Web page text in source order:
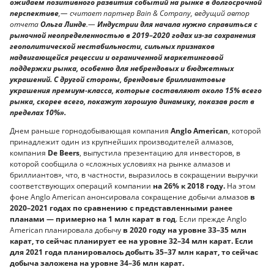
ожидаем позитивного развития событий на рынке в долгосрочной
перспективе,— считает партнер Bain & Company, ведущий автор
отчетаОльга Линде.— Индустрии для начала нужно справиться с
рыночной неопределенностью в 2019–2020 годах из-за сохранения
геополитической нестабильности, сильных признаков
надвигающейся рецессии и ограниченной маркетинговой
поддержки рынка, особенно для небрендовых и бюджетных
украшений. С другой стороны, брендовые бриллиантовые
украшения премиум-класса, которые составляют около 15% всего
рынка, скорее всего, покажут хорошую динамику, показав рост в
пределах 10%».
Днем раньше горнодобывающая компания Anglo American, которой
принадлежит один из крупнейших производителей алмазов,
компания De Beers, выпустила презентацию для инвесторов, в
которой сообщила о «сложных условиях на рынке алмазов и
бриллиантов», что, в частности, выразилось в сокращении выручки
соответствующих операций компании на 26% к 2018 году. На этом
фоне Anglo American анонсировала сокращение добычи алмазов в
2020–2021 годах по сравнению с представленными ранее
планами — примерно на 1 млн карат в год. Если прежде Anglo
American планировала добычу в 2020 году на уровне 33–35 млн
карат, то сейчас планирует ее на уровне 32–34 млн карат. Если
для 2021 года планировалось добыть 35–37 млн карат, то сейчас
добыча заложена на уровне 34–36 млн карат.